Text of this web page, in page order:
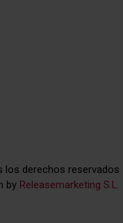
los derechos reservados
by Releasemarketing S.L.